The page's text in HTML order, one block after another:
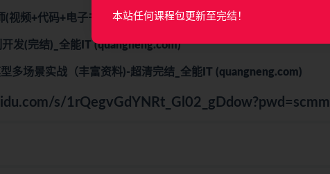
视频+代码+电子书)|完结_全能IT (quangneng.com)
发(完结)_ 全能IT (quangneng.com)
多场景实战（丰富资料)-超清完结_ 全能IT (quangneng.com)
s/1rQegvGdYNRt_Gl02_gDdow?pwd=scmm
本站任何课程包更新至完结！